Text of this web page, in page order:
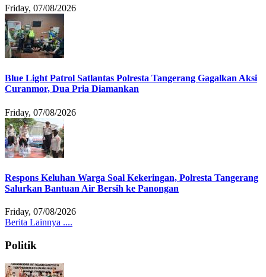
Friday, 07/08/2026
Blue Light Patrol Satlantas Polresta Tangerang Gagalkan Aksi
Curanmor, Dua Pria Diamankan
Friday, 07/08/2026
Respons Keluhan Warga Soal Kekeringan, Polresta Tangerang
Salurkan Bantuan Air Bersih ke Panongan
Friday, 07/08/2026
Berita Lainnya ....
Politik